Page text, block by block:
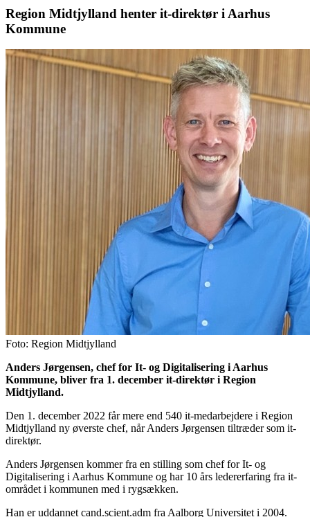
Region Midtjylland henter it-direktør i Aarhus
Kommune
Foto: Region Midtjylland
Anders Jørgensen, chef for It- og Digitalisering i Aarhus
Kommune, bliver fra 1. december it-direktør i Region
Midtjylland.
Den 1. december 2022 får mere end 540 it-medarbejdere i Region
Midtjylland ny øverste chef, når Anders Jørgensen tiltræder som it-
direktør.
Anders Jørgensen kommer fra en stilling som chef for It- og
Digitalisering i Aarhus Kommune og har 10 års ledererfaring fra it-
området i kommunen med i rygsækken.
Han er uddannet cand.scient.adm fra Aalborg Universitet i 2004.